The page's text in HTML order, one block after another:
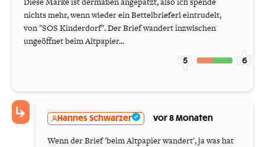
nichts mehr, wenn wieder ein Bettelbrieferl eintrudelt,
von "SOS Kinderdorf". Der Brief wandert inzwischen
ungeöffnet beim Altpapier...
5 6
Hannes Schwarzer vor 8 Monaten
Wenn der Brief 'beim Altpapier wandert', ja was hat